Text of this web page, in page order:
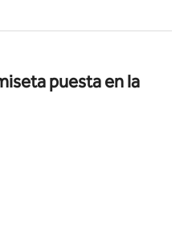
puesta en la